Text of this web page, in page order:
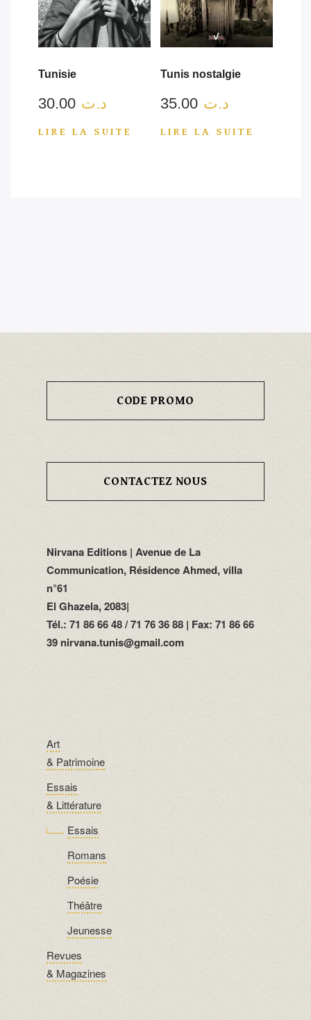
Tunisie
د.ت
LIRE LA SUITE
Tunis nostalgie
د.ت 35.00
LIRE LA SUITE
CODE PROMO
CONTACTEZ NOUS
Nirvana Editions | Avenue de La
Communication, Résidence Ahmed, villa
n°61
El Ghazela, 2083|
Tél.: 71 86 66 48 / 71 76 36 88 | Fax: 71 86 66
39 nirvana.tunis@gmail.com
Art
& Patrimoine
Essais
& Littérature
Essais
Romans
Poésie
Théâtre
Jeunesse
Revues
& Magazines